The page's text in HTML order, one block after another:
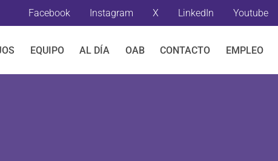
Facebook Instagram X LinkedIn Youtube
EQUIPO AL DÍA OAB CONTACTO EMPLEO